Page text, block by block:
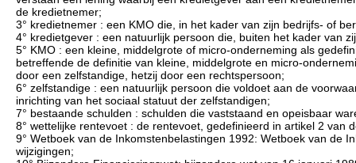
de kredietnemer;
3° kredietnemer : een KMO die, in het kader van zijn bedrijfs- of
4° kredietgever : een natuurlijk persoon die, buiten het kader van
5° KMO : een kleine, middelgrote of micro-onderneming als
betreffende de definitie van kleine, middelgrote en micro-
door een zelfstandige, hetzij door een rechtspersoon;
6° zelfstandige : een natuurlijk persoon die voldoet aan de
inrichting van het sociaal statuut der zelfstandigen;
7° bestaande schulden : schulden die vaststaand en opeisbaar
8° wettelijke rentevoet : de rentevoet, gedefinieerd in artikel 2 van
9° Wetboek van de Inkomstenbelastingen 1992: Wetboek van de
wijzigingen;